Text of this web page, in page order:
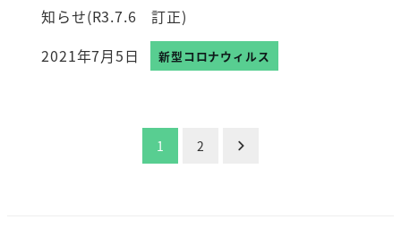
知らせ(R3.7.6 訂正)
投稿日
2021年7月5日 新型コロナウィルス
1 2